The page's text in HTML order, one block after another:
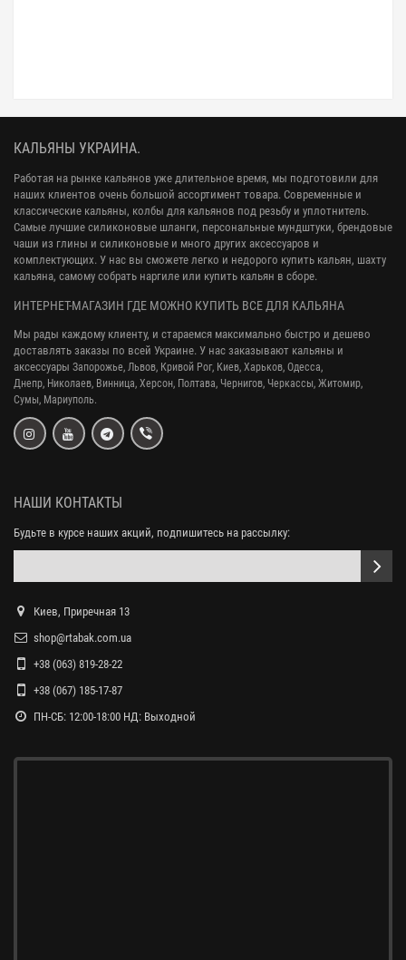
КАЛЬЯНЫ УКРАИНА.
Работая на рынке кальянов уже длительное время, мы подготовили для
наших клиентов очень большой ассортимент товара. Современные и
классические кальяны, колбы для кальянов под резьбу и уплотнитель.
Самые лучшие силиконовые шланги, персональные мундштуки, брендовые
чаши из глины и силиконовые и много других аксессуаров и
комплектующих. У нас вы сможете легко и недорого купить кальян, шахту
кальяна, самому собрать наргиле или купить кальян в сборе.
ИНТЕРНЕТ-МАГАЗИН ГДЕ МОЖНО КУПИТЬ ВСЕ ДЛЯ КАЛЬЯНА
Мы рады каждому клиенту, и стараемся максимально быстро и дешево
доставлять заказы по всей Украине. У нас заказывают кальяны и
аксессуары Запорожье, Львов, Кривой Рог, Киев, Харьков, Одесса,
Днепр, Николаев, Винница, Херсон, Полтава, Чернигов, Черкассы, Житомир,
Сумы, Мариуполь.
НАШИ КОНТАКТЫ
Будьте в курсе наших акций, подпишитесь на рассылку:
Киев, Приречная 13
shop@rtabak.com.ua
+38 (063) 819-28-22
+38 (067) 185-17-87
ПН-СБ: 12:00-18:00 НД: Выходной